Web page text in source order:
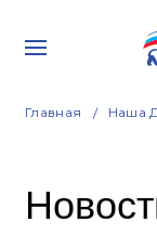
Главная Наша